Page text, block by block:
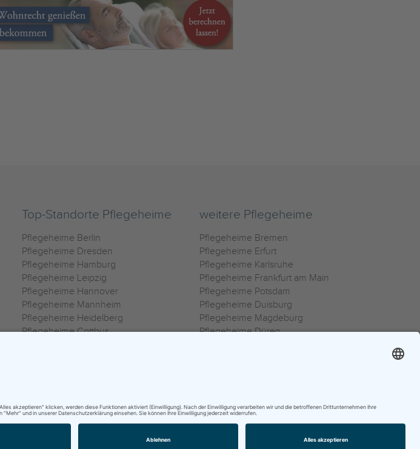
Top-Standorte Pflegeheime
Pflegeheime Berlin
Pflegeheime Dresden
Pflegeheime Hamburg
Pflegeheime Leipzig
Pflegeheime Hannover
Pflegeheime Mannheim
Pflegeheime Heidelberg
Pflegeheime Cottbus
weitere Pflegeheime
Pflegeheime Bremen
Pflegeheime Erfurt
Pflegeheime Karlsruhe
Pflegeheime Frankfurt am Main
Pflegeheime Potsdam
Pflegeheime Duisburg
Pflegeheime Magdeburg
Pflegeheime Düren
0800 800 666 0